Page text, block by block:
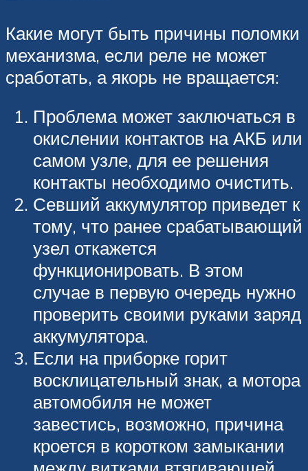
Какие могут быть причины поломки
механизма, если реле не может
сработать, а якорь не вращается:
Проблема может заключаться в
окислении контактов на АКБ или
самом узле, для ее решения
контакты необходимо очистить.
Севший аккумулятор приведет к
тому, что ранее срабатывающий
узел откажется
функционировать. В этом
случае в первую очередь нужно
проверить своими руками заряд
аккумулятора.
Если на приборке горит
восклицательный знак, а мотора
автомобиля не может
завестись, возможно, причина
кроется в коротком замыкании